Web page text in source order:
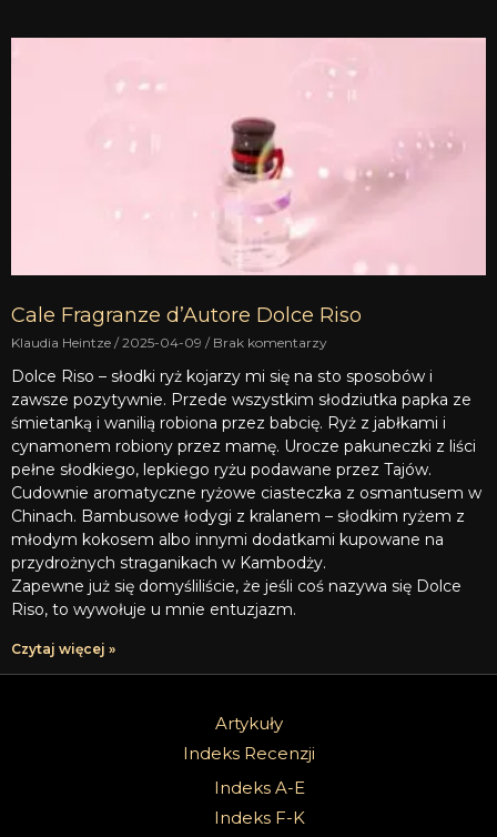
Cale Fragranze d’Autore Dolce Riso
Klaudia Heintze 2025-04-09 Brak komentarzy
Dolce Riso – słodki ryż kojarzy mi się na sto sposobów i
zawsze pozytywnie. Przede wszystkim słodziutka papka ze
śmietanką i wanilią robiona przez babcię. Ryż z jabłkami i
cynamonem robiony przez mamę. Urocze pakuneczki z liści
pełne słodkiego, lepkiego ryżu podawane przez Tajów.
Cudownie aromatyczne ryżowe ciasteczka z osmantusem w
Chinach. Bambusowe łodygi z kralanem – słodkim ryżem z
młodym kokosem albo innymi dodatkami kupowane na
przydrożnych straganikach w Kambodży.
Zapewne już się domyśliliście, że jeśli coś nazywa się Dolce
Riso, to wywołuje u mnie entuzjazm.
Czytaj więcej »
Artykuły
Indeks Recenzji
Indeks A-E
Indeks F-K